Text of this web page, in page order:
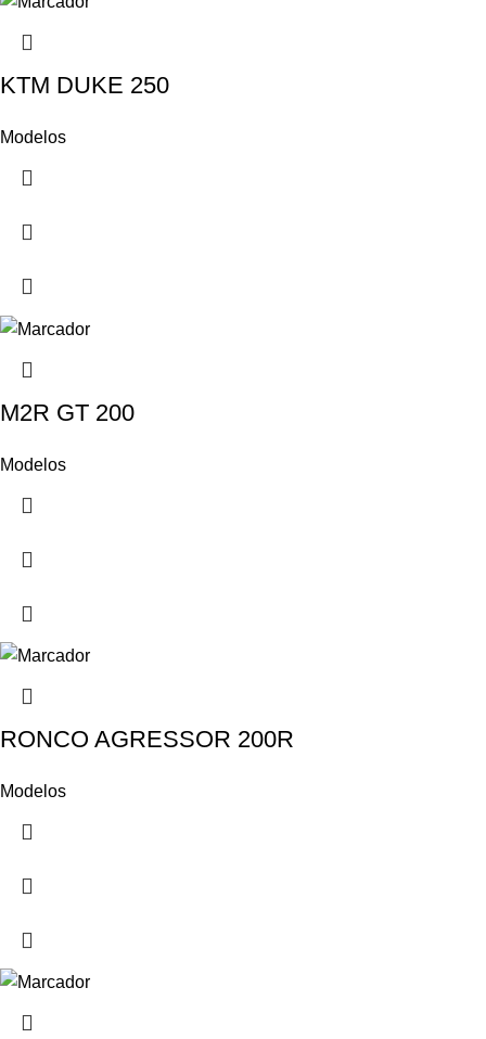
KTM DUKE 250
Modelos
M2R GT 200
Modelos
RONCO AGRESSOR 200R
Modelos